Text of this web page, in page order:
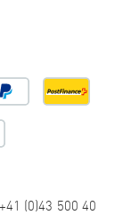
(0)43 500 40